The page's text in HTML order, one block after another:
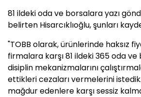
81 ildeki oda ve borsalara yazı
belirten Hisarcıklıoğlu, şunları
"TOBB olarak, ürünlerinde haksız
firmalara karşı 81 ildeki 365 oda ve
disiplin mekanizmalarını
ettikleri cezaları vermelerini
mağdur edenlere karşı sessiz